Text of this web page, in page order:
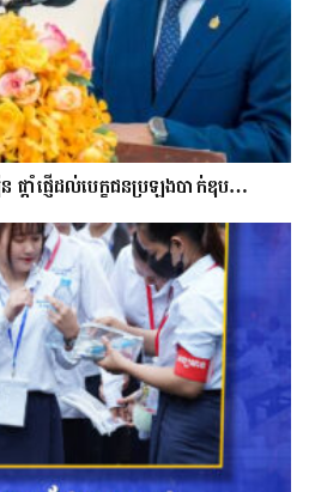
ផ្តាំផ្ញើដល់បេក្ខជនប្រឡងបាក់ឌុប…